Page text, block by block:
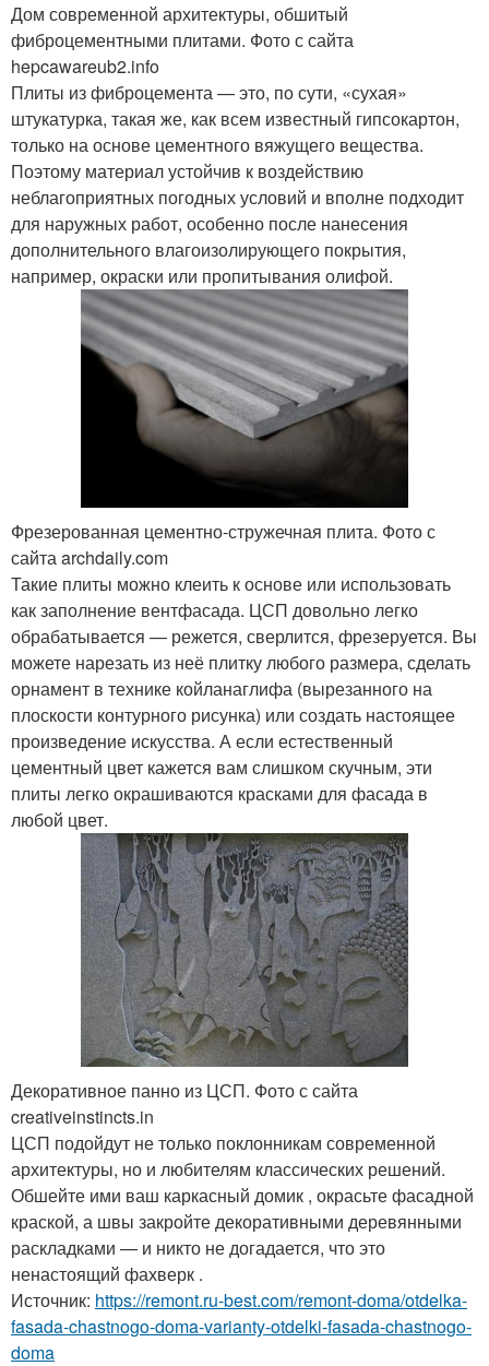
Дом современной архитектуры, обшитый
фиброцементными плитами. Фото с сайта
hepcawareub2.info
Плиты из фиброцемента — это, по сути, «сухая»
штукатурка, такая же, как всем известный гипсокартон,
только на основе цементного вяжущего вещества.
Поэтому материал устойчив к воздействию
неблагоприятных погодных условий и вполне подходит
для наружных работ, особенно после нанесения
дополнительного влагоизолирующего покрытия,
например, окраски или пропитывания олифой.
Фрезерованная цементно-стружечная плита. Фото с
сайта archdaily.com
Такие плиты можно клеить к основе или использовать
как заполнение вентфасада. ЦСП довольно легко
обрабатывается — режется, сверлится, фрезеруется. Вы
можете нарезать из неё плитку любого размера, сделать
орнамент в технике койланаглифа (вырезанного на
плоскости контурного рисунка) или создать настоящее
произведение искусства. А если естественный
цементный цвет кажется вам слишком скучным, эти
плиты легко окрашиваются красками для фасада в
любой цвет.
Декоративное панно из ЦСП. Фото с сайта
creativeinstincts.in
ЦСП подойдут не только поклонникам современной
архитектуры, но и любителям классических решений.
Обшейте ими ваш каркасный домик , окрасьте фасадной
краской, а швы закройте декоративными деревянными
раскладками — и никто не догадается, что это
ненастоящий фахверк .
Источник: https://remont.ru-best.com/remont-doma/otdelka-
fasada-chastnogo-doma-varianty-otdelki-fasada-chastnogo-
doma